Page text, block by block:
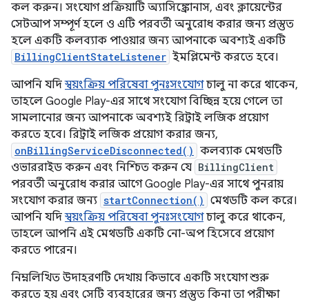
কল করুন। সংযোগ প্রক্রিয়াটি অ্যাসিঙ্ক্রোনাস, এবং ক্লায়েন্টের
সেটআপ সম্পূর্ণ হলে ও এটি পরবর্তী অনুরোধ করার জন্য প্রস্তুত
হলে একটি কলব্যাক পাওয়ার জন্য আপনাকে অবশ্যই একটি
BillingClientStateListener ইমপ্লিমেন্ট করতে হবে।
আপনি যদিস্বয়ংক্রিয় পরিষেবা পুনঃসংযোগচালু না করে থাকেন,
তাহলে Google Play-এর সাথে সংযোগ বিচ্ছিন্ন হয়ে গেলে তা
সামলানোর জন্য আপনাকে অবশ্যই রিট্রাই লজিক প্রয়োগ
করতে হবে। রিট্রাই লজিক প্রয়োগ করার জন্য,
onBillingServiceDisconnected() কলব্যাক মেথডটি
ওভাররাইড করুন এবং নিশ্চিত করুন যে BillingClient
পরবর্তী অনুরোধ করার আগে Google Play-এর সাথে পুনরায়
সংযোগ করার জন্য startConnection() মেথডটি কল করে।
আপনি যদিস্বয়ংক্রিয় পরিষেবা পুনঃসংযোগচালু করে থাকেন,
তাহলে আপনি এই মেথডটি একটি নো-অপ হিসেবে প্রয়োগ
করতে পারেন।
নিম্নলিখিত উদাহরণটি দেখায় কিভাবে একটি সংযোগ শুরু
করতে হয় এবং সেটি ব্যবহারের জন্য প্রস্তুত কিনা তা পরীক্ষা